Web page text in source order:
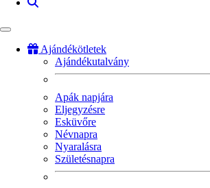
Ajándékötletek
Ajándékutalvány
Apák napjára
Eljegyzésre
Esküvőre
Névnapra
Nyaralásra
Születésnapra